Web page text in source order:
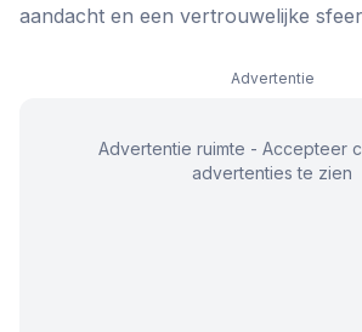
aandacht en een vertrouwelijke
Advertentie
Advertentie ruimte - Accepteer
advertenties te zien